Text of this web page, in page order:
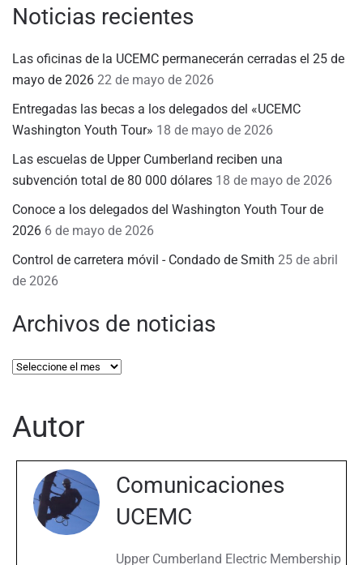
Noticias recientes
Las oficinas de la UCEMC permanecerán cerradas el 25 de
mayo de 2026 22 de mayo de 2026
Entregadas las becas a los delegados del «UCEMC
Washington Youth Tour» 18 de mayo de 2026
Las escuelas de Upper Cumberland reciben una
subvención total de 80 000 dólares 18 de mayo de 2026
Conoce a los delegados del Washington Youth Tour de
2026 6 de mayo de 2026
Control de carretera móvil - Condado de Smith 25 de abril
de 2026
Archivos de noticias
Archivos
Autor
Comunicaciones
UCEMC
Upper Cumberland Electric Membership